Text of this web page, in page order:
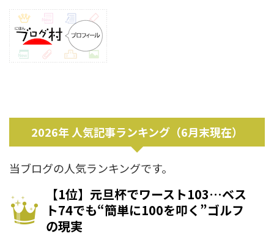
2026年 人気記事ランキング（6月末現在）
当ブログの人気ランキングです。
【1位】元旦杯でワースト103…ベス
ト74でも“簡単に100を叩く”ゴルフ
の現実